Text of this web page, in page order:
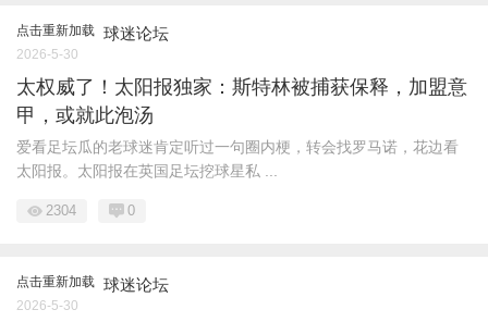
点击重新加载 球迷论坛
2026-5-30
太权威了！太阳报独家：斯特林被捕获保释，加盟意
甲，或就此泡汤
爱看足坛瓜的老球迷肯定听过一句圈内梗，转会找罗马诺，花边看
太阳报。太阳报在英国足坛挖球星私 ...
2304 0
点击重新加载 球迷论坛
2026-5-30